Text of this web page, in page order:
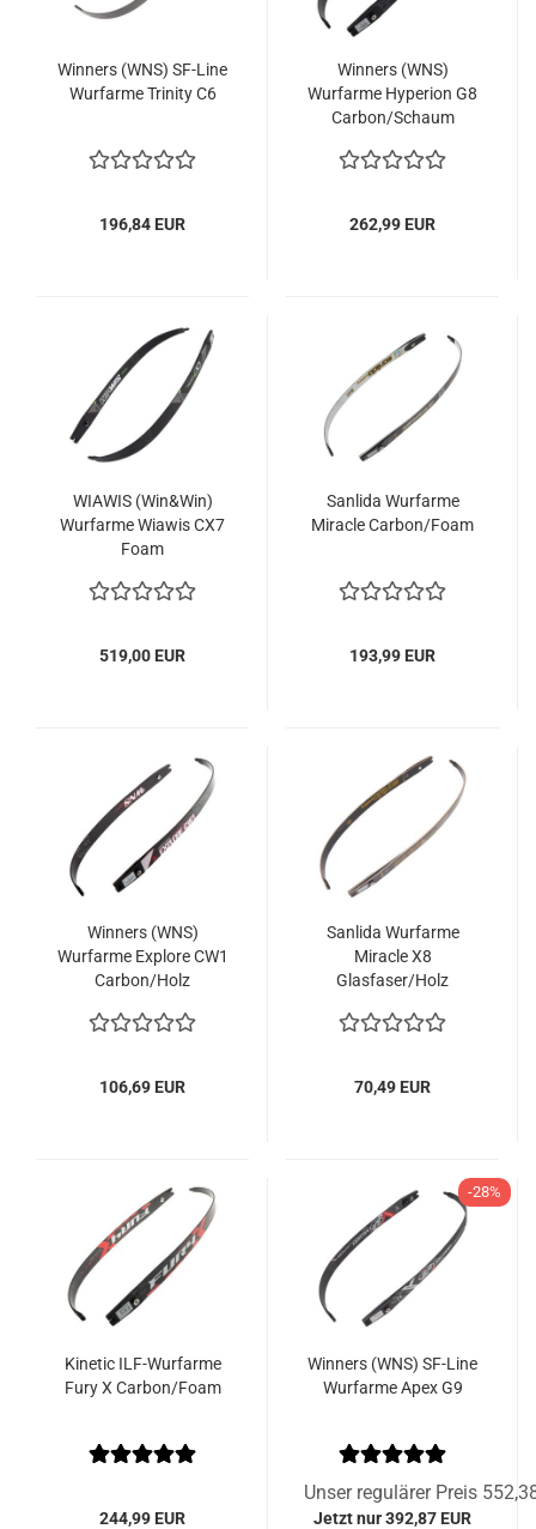
Winners (WNS) SF-Line
Wurfarme Trinity C6
196,84 EUR
Winners (WNS)
Wurfarme Hyperion G8
Carbon/Schaum
262,99 EUR
WIAWIS (Win&Win)
Wurfarme Wiawis CX7
Foam
519,00 EUR
Sanlida Wurfarme
Miracle Carbon/Foam
193,99 EUR
Winners (WNS)
Wurfarme Explore CW1
Carbon/Holz
106,69 EUR
Sanlida Wurfarme
Miracle X8
Glasfaser/Holz
70,49 EUR
Kinetic ILF-Wurfarme
Fury X Carbon/Foam
244,99 EUR
-28%
Winners (WNS) SF-Line
Wurfarme Apex G9
Unser regulärer Preis
Jetzt nur 392,87 EUR